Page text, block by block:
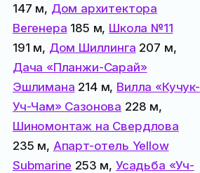
147 м, Дом архитектора
Вегенера 185 м, Школа №11
191 м, Дом Шиллинга 207 м,
Дача «Планжи-Сарай»
Эшлимана 214 м, Вилла «Кучук-
Уч-Чам» Сазонова 228 м,
Шиномонтаж на Свердлова
235 м, Апарт-отель Yellow
Submarine 253 м, Усадьба «Уч-